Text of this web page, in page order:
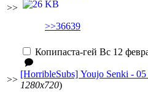
>>
>>36639
>>
Копипаста-гей Вс 12
[HorribleSubs] Youjo Senki -
1280x720)